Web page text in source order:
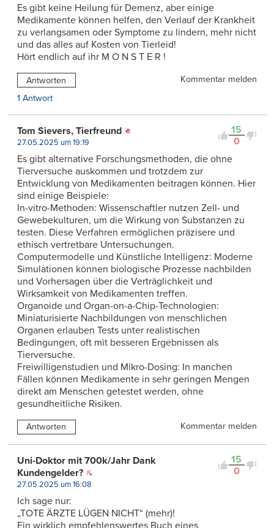
Es gibt keine Heilung für Demenz, aber einige
Medikamente können helfen, den Verlauf der Krankheit
zu verlangsamen oder Symptome zu lindern, mehr nicht
und das alles auf Kosten von Tierleid!
Hört endlich auf ihr M O N S T E R !
Antworten
Kommentar melden
1 Antwort
15
0
Tom Sievers, Tierfreund
27.05.2025 um 19:19
Es gibt alternative Forschungsmethoden, die ohne
Tierversuche auskommen und trotzdem zur
Entwicklung von Medikamenten beitragen können. Hier
sind einige Beispiele:
In-vitro-Methoden: Wissenschaftler nutzen Zell- und
Gewebekulturen, um die Wirkung von Substanzen zu
testen. Diese Verfahren ermöglichen präzisere und
ethisch vertretbare Untersuchungen.
Computermodelle und Künstliche Intelligenz: Moderne
Simulationen können biologische Prozesse nachbilden
und Vorhersagen über die Verträglichkeit und
Wirksamkeit von Medikamenten treffen.
Organoide und Organ-on-a-Chip-Technologien:
Miniaturisierte Nachbildungen von menschlichen
Organen erlauben Tests unter realistischen
Bedingungen, oft mit besseren Ergebnissen als
Tierversuche.
Freiwilligenstudien und Mikro-Dosing: In manchen
Fällen können Medikamente in sehr geringen Mengen
direkt am Menschen getestet werden, ohne
gesundheitliche Risiken.
Antworten Kommentar melden
15
0
Uni-Doktor mit 700k/Jahr Dank
Kundengelder?
27.05.2025 um 16:08
Ich sage nur:
„TOTE ÄRZTE LÜGEN NICHT“ (mehr)!